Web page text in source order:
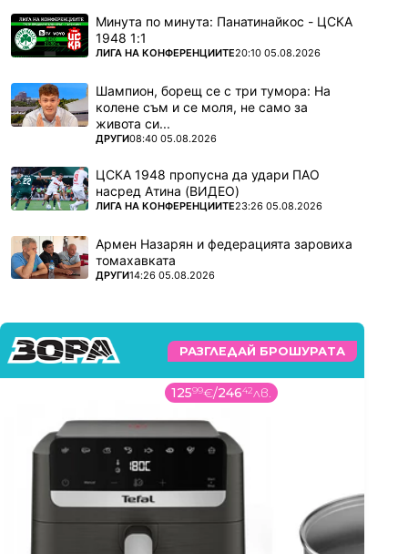
Минута по минута: Панатинайкос - ЦСКА
1948 1:1
ПОВЕЧЕ ОТ
ЛИГА НА КОНФЕРЕНЦИИТЕ20:10 05.08.2026
Шампион, борещ се с три тумора: На
колене съм и се моля, не само за
живота си...
ПОВЕЧЕ ОТ
ДРУГИ08:40 05.08.2026
ЦСКА 1948 пропусна да удари ПАО
насред Атина (ВИДЕО)
ПОВЕЧЕ ОТ
ЛИГА НА КОНФЕРЕНЦИИТЕ23:26 05.08.2026
Армен Назарян и федерацията заровиха
томахавката
ПОВЕЧЕ ОТ
ДРУГИ14:26 05.08.2026
РАЗГЛЕДАЙ БРОШУРАТА
12599€/24642лв.